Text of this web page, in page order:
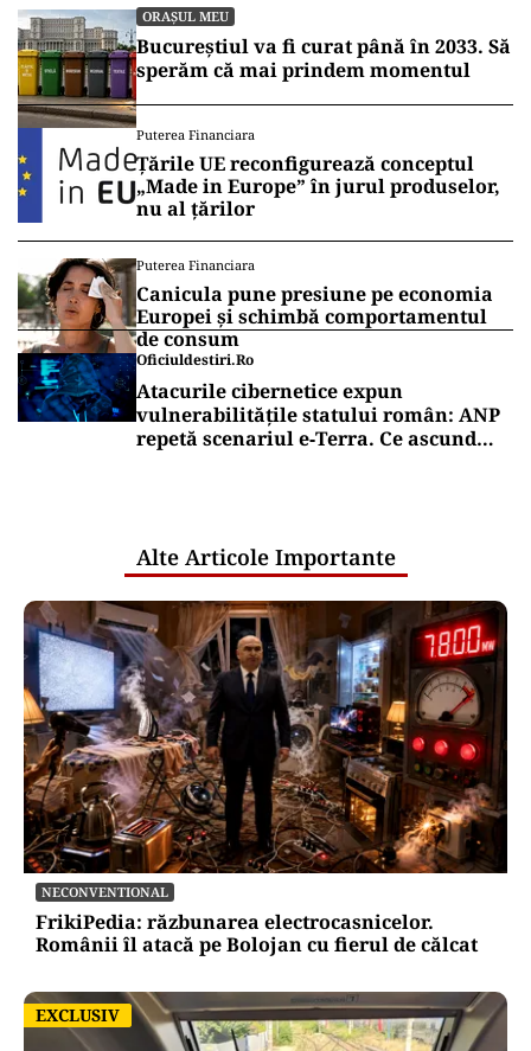
ORAȘUL MEU
Bucureștiul va fi curat până în 2033. Să
sperăm că mai prindem momentul
Puterea Financiara
Țările UE reconfigurează conceptul
„Made in Europe” în jurul produselor,
nu al țărilor
Puterea Financiara
Canicula pune presiune pe economia
Europei și schimbă comportamentul
de consum
Oficiuldestiri.ro
Atacurile cibernetice expun
vulnerabilitățile statului român: ANP
repetă scenariul e‑Terra. Ce ascund
Alte Articole Importante
NECONVENTIONAL
FrikiPedia: răzbunarea electrocasnicelor.
Românii îl atacă pe Bolojan cu fierul de călcat
EXCLUSIV
EXCLUSIV